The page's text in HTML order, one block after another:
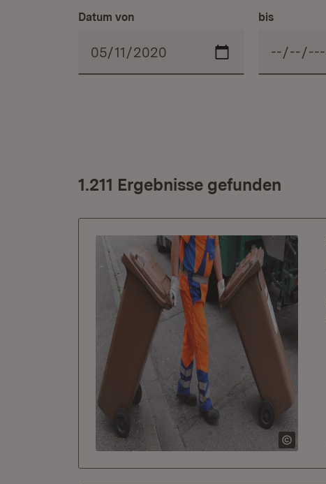
Datum von bis
1.211 Ergebnisse gefunden